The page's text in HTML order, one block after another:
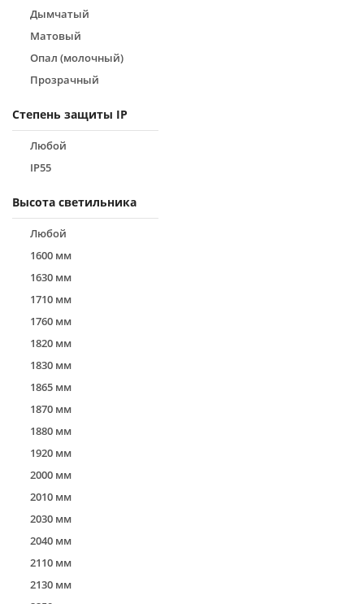
Дымчатый
Матовый
Опал (молочный)
Прозрачный
Степень защиты IP
Любой
IP55
Высота светильника
Любой
1600 мм
1630 мм
1710 мм
1760 мм
1820 мм
1830 мм
1865 мм
1870 мм
1880 мм
1920 мм
2000 мм
2010 мм
2030 мм
2040 мм
2110 мм
2130 мм